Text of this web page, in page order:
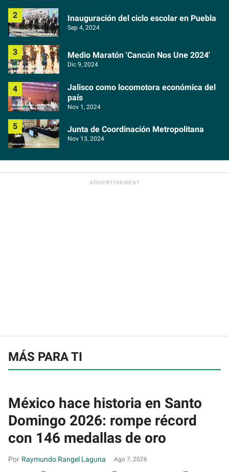
Inauguración del ciclo escolar en Puebla
Sep 4, 2024
Medio Maratón 'Cancún Nos Une 2024'
Dic 9, 2024
Jalisco como locomotora económica del
país
Nov 1, 2024
Junta de Coordinación Metropolitana
Nov 13, 2024
MÁS PARA TI
México hace historia en Santo
Domingo 2026: rompe récord
con 146 medallas de oro
Raymundo Rangel Laguna Ago 7, 2026